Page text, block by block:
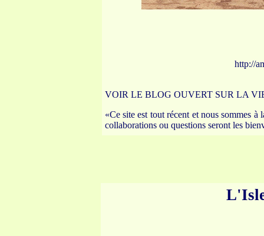
http://
VOIR LE BLOG OUVERT SUR LA
«Ce site est tout récent et nous sommes à
collaborations ou questions seront les